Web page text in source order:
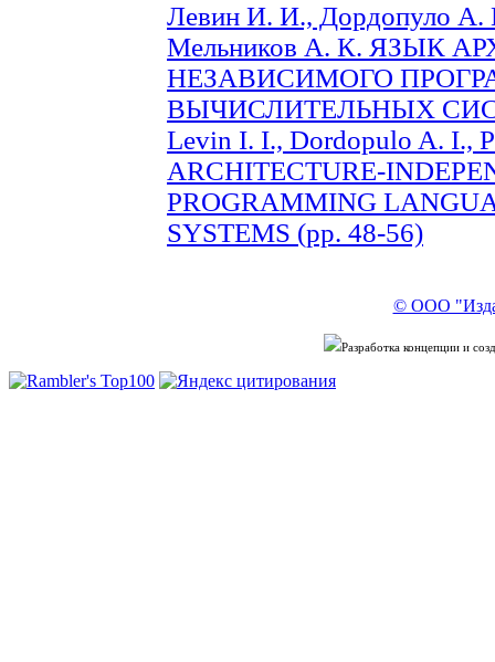
Левин И. И., Дордопуло А.
Мельников А. К. ЯЗЫК
НЕЗАВИСИМОГО
ВЫЧИСЛИТЕЛЬНЫХ
Levin I. I., Dordopulo A. I.,
ARCHITECTURE-
PROGRAMMING
SYSTEMS (pp. 48-56)
© ООО
Разработка концепции и